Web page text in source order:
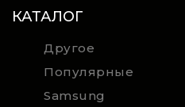
КАТАЛОГ
Другое
Популярные
Samsung